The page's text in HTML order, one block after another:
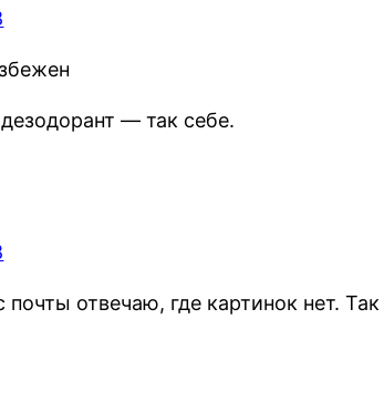
— так себе.
отвечаю, где картинок нет.